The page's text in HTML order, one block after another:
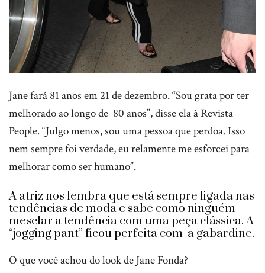
Jane fará 81 anos em 21 de dezembro. “Sou grata por ter
melhorado ao longo de 80 anos”, disse ela à Revista
People. “Julgo menos, sou uma pessoa que perdoa. Isso
nem sempre foi verdade, eu relamente me esforcei para
melhorar como ser humano”.
A atriz nos lembra que está sempre ligada nas
tendências de moda e sabe como ninguém
mesclar a tendência com uma peça clássica. A
“jogging pant” ficou perfeita com a gabardine.
O que você achou do look de Jane Fonda?